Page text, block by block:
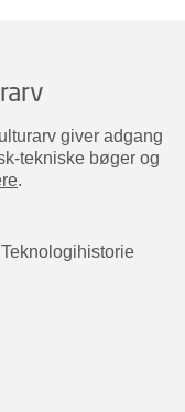
giver adgang
tekniske bøger og
.